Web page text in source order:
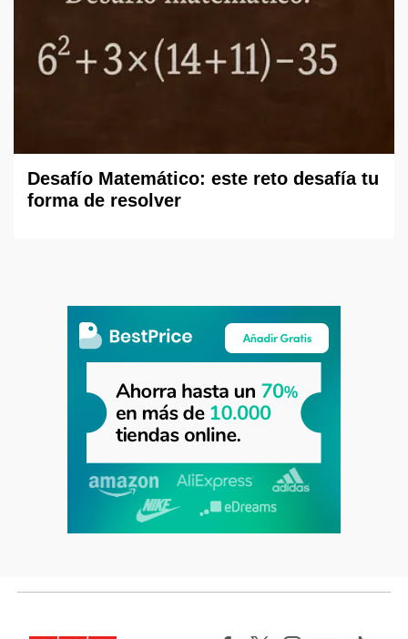
Desafío Matemático: este reto desafía tu
forma de resolver